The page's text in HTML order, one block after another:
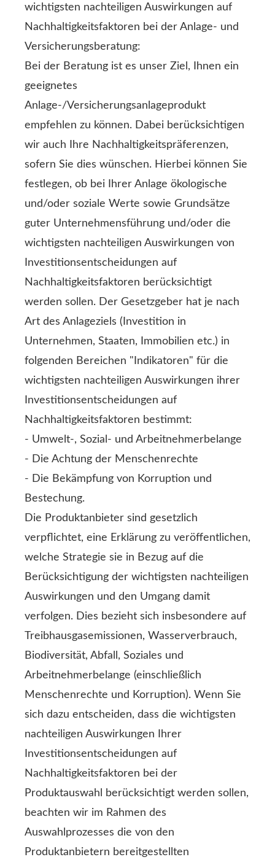
wichtigsten nachteiligen Auswirkungen auf
Nachhaltigkeitsfaktoren bei der Anlage- und
Versicherungsberatung:
Bei der Beratung ist es unser Ziel, Ihnen ein
geeignetes
Anlage-/Versicherungsanlageprodukt
empfehlen zu können. Dabei berücksichtigen
wir auch Ihre Nachhaltigkeitspräferenzen,
sofern Sie dies wünschen. Hierbei können Sie
festlegen, ob bei Ihrer Anlage ökologische
und/oder soziale Werte sowie Grundsätze
guter Unternehmensführung und/oder die
wichtigsten nachteiligen Auswirkungen von
Investitionsentscheidungen auf
Nachhaltigkeitsfaktoren berücksichtigt
werden sollen. Der Gesetzgeber hat je nach
Art des Anlageziels (Investition in
Unternehmen, Staaten, Immobilien etc.) in
folgenden Bereichen "Indikatoren" für die
wichtigsten nachteiligen Auswirkungen ihrer
Investitionsentscheidungen auf
Nachhaltigkeitsfaktoren bestimmt:
- Umwelt-, Sozial- und Arbeitnehmerbelange
- Die Achtung der Menschenrechte
- Die Bekämpfung von Korruption und
Bestechung.
Die Produktanbieter sind gesetzlich
verpflichtet, eine Erklärung zu veröffentlichen,
welche Strategie sie in Bezug auf die
Berücksichtigung der wichtigsten nachteiligen
Auswirkungen und den Umgang damit
verfolgen. Dies bezieht sich insbesondere auf
Treibhausgasemissionen, Wasserverbrauch,
Biodiversität, Abfall, Soziales und
Arbeitnehmerbelange (einschließlich
Menschenrechte und Korruption). Wenn Sie
sich dazu entscheiden, dass die wichtigsten
nachteiligen Auswirkungen Ihrer
Investitionsentscheidungen auf
Nachhaltigkeitsfaktoren bei der
Produktauswahl berücksichtigt werden sollen,
beachten wir im Rahmen des
Auswahlprozesses die von den
Produktanbietern bereitgestellten